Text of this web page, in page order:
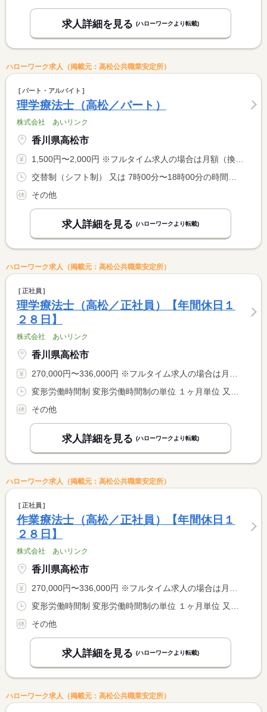
求人詳細を見る (ハローワークより転載)
ハローワーク求人（掲載元：高松公共職業安定所）
パート・アルバイト
理学療法士（高松／パート）
株式会社 あいリンク
香川県高松市
1,500円〜2,000円 ※フルタイム求人の場合は月額（換算額）、パート求人の場合は時間額を表示しています。
その他
求人詳細を見る (ハローワークより転載)
ハローワーク求人（掲載元：高松公共職業安定所）
正社員
理学療法士（高松／正社員）【年間休日１
２８日】
株式会社 あいリンク
香川県高松市
270,000円〜336,000円 ※フルタイム求人の場合は月額（換算額）、パート求人の場合は時間額を表示しています。
その他
求人詳細を見る (ハローワークより転載)
ハローワーク求人（掲載元：高松公共職業安定所）
正社員
作業療法士（高松／正社員）【年間休日１
２８日】
株式会社 あいリンク
香川県高松市
270,000円〜336,000円 ※フルタイム求人の場合は月額（換算額）、パート求人の場合は時間額を表示しています。
その他
求人詳細を見る (ハローワークより転載)
ハローワーク求人（掲載元：高松公共職業安定所）